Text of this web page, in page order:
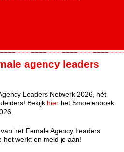
agency leaders
Leaders Netwerk 2026, hèt
Bekijk hier het Smoelenboek
het Female Agency Leaders
het werkt en meld je aan!